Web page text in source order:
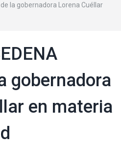
la gobernadora Lorena Cuéllar
gobernadora
en materia